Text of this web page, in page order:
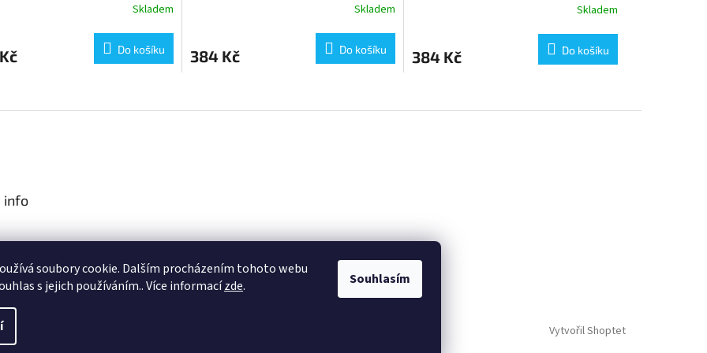
soubory cookie. Dalším procházením tohoto webu
s jejich používáním.. Více informacízde. Souhlasím
Skladem
Do košíku
Skladem
384 Kč Do košíku
Skladem
384 Kč Do košíku
v
v
y
info
údajů
Vytvořil Shoptet